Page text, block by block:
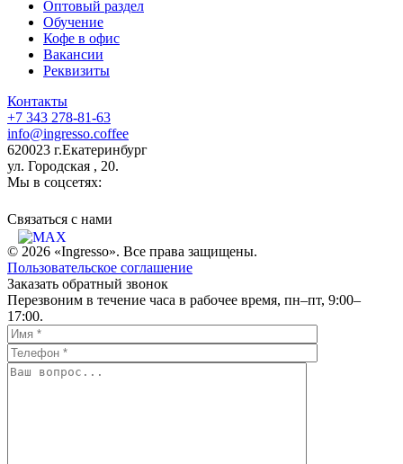
Оптовый раздел
Обучение
Кофе в офис
Вакансии
Реквизиты
Контакты
+7 343 278-81-63
info@ingresso.coffee
620023 г.Екатеринбург
ул. Городская , 20.
Мы в соцсетях:
Связаться c нами
© 2026 «Ingresso». Все права защищены.
Пользовательское соглашение
Заказать обратный звонок
Перезвоним в течение часа в рабочее время, пн–пт, 9:00–
17:00.